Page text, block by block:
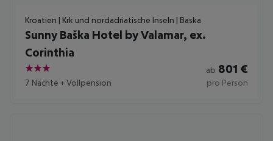
Kroatien | Krk und nordadriatische Inseln | Baska
Sunny Baška Hotel by Valamar, ex.
Corinthia
3
7 Nächte +Vollpension
ab 801 €
pro Person